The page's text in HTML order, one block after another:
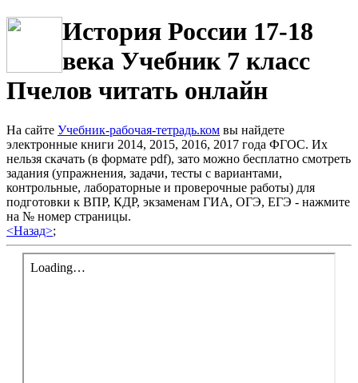
История России 17-18
века Учебник 7 класс
Пчелов читать онлайн
На сайте Учебник-рабочая-тетрадь.ком вы найдете
электронные книги 2014, 2015, 2016, 2017 года ФГОС. Их
нельзя скачать (в формате pdf), зато можно бесплатно смотреть
задания (упражнения, задачи, тесты с вариантами,
контрольные, лабораторные и проверочные работы) для
подготовки к ВПР, КДР, экзаменам ГИА, ОГЭ, ЕГЭ - нажмите
на № номер страницы.
<Назад>;